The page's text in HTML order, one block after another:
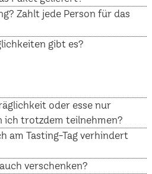
Zahlt jede Person für das
gibt es?
oder esse nur
ich trotzdem teilnehmen?
am Tasting-Tag verhindert
verschenken?